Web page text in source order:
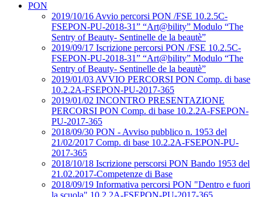
PON
2019/10/16 Avvio percorsi PON /FSE 10.2.5C-
FSEPON-PU-2018-31” “Art@bility” Modulo “The
Sentry of Beauty- Sentinelle de la beautè”
2019/09/17 Iscrizione percorsi PON /FSE 10.2.5C-
FSEPON-PU-2018-31” “Art@bility” Modulo “The
Sentry of Beauty- Sentinelle de la beautè”
2019/01/03 AVVIO PERCORSI PON Comp. di base
10.2.2A-FSEPON-PU-2017-365
2019/01/02 INCONTRO PRESENTAZIONE
PERCORSI PON Comp. di base 10.2.2A-FSEPON-
PU-2017-365
2018/09/30 PON - Avviso pubblico n. 1953 del
21/02/2017 Comp. di base 10.2.2A-FSEPON-PU-
2017-365
2018/10/18 Iscrizione perscorsi PON Bando 1953 del
21.02.2017-Competenze di Base
2018/09/19 Informativa percorsi PON "Dentro e fuori